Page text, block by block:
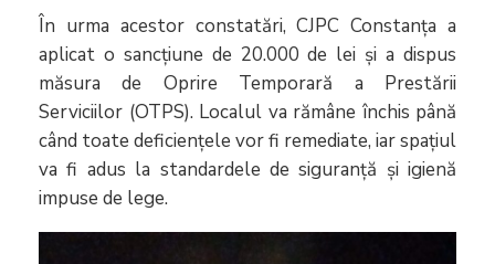
În urma acestor constatări, CJPC Constanța a
aplicat o sancțiune de 20.000 de lei și a dispus
măsura de Oprire Temporară a Prestării
Serviciilor (OTPS). Localul va rămâne închis până
când toate deficiențele vor fi remediate, iar spațiul
va fi adus la standardele de siguranță și igienă
impuse de lege.